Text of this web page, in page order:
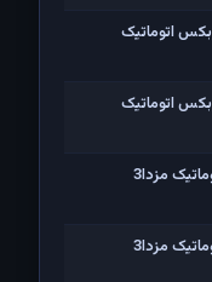
گیربکس اتوماتیک
گیربکس اتوماتیک
راهنمای تعمیرات و سرویس گیربکس اتوماتیک مزدا3
راهنمای تعمیرات و سرویس گیربکس اتوماتیک مزدا3